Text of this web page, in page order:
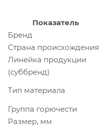
Показатель
Бренд
Страна происхождения
Линейка продукции
(суббренд)
Тип материала
Группа горючести
Размер, мм